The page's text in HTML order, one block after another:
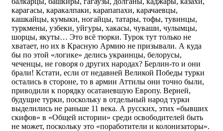
карагасы, каракалпаки, карапапахи, карачаевцы,
кашкайцы, кумыки, ногайцы, татары, тофы, тувинцы,
туркмены, узбеки, уйгуры, хакасы, чуваши, чулымцы,
шорцы, якуты… Это всё тюрки. Турок тут только не
хватает, но их в Красную Армию не призывали. А куда
бы по этой «логике» делись украинцы, белорусы,
чеченцы, не говоря о других народах? Берлин-то и они
брали! Кстати, если от недавней Великой Победы турки
остались в стороне, то в армии Аттилы они точно были,
приводили к порядку осатаневшую Европу. Верней,
будущие турки, поскольку в отдельный народ турки
выделились не раньше 11 века. А русских, этих «бывших
скифов» в «Общей истории» среди освободителей быть
не может, поскольку это «поработители и колонизаторы».